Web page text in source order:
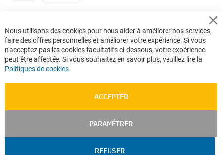
Nous utilisons des cookies pour nous aider à améliorer nos services,
faire des offres personnelles et améliorer votre expérience. Si vous
n'acceptez pas les cookies facultatifs ci-dessous, votre expérience
peut être affectée. Si vous souhaitez en savoir plus, veuillez lire la
Politiques de cookies
ACCEPTER
PARAMÉTRER
REFUSER